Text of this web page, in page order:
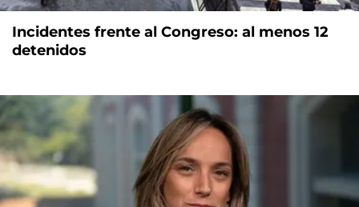
Incidentes frente al Congreso: al menos 12
detenidos